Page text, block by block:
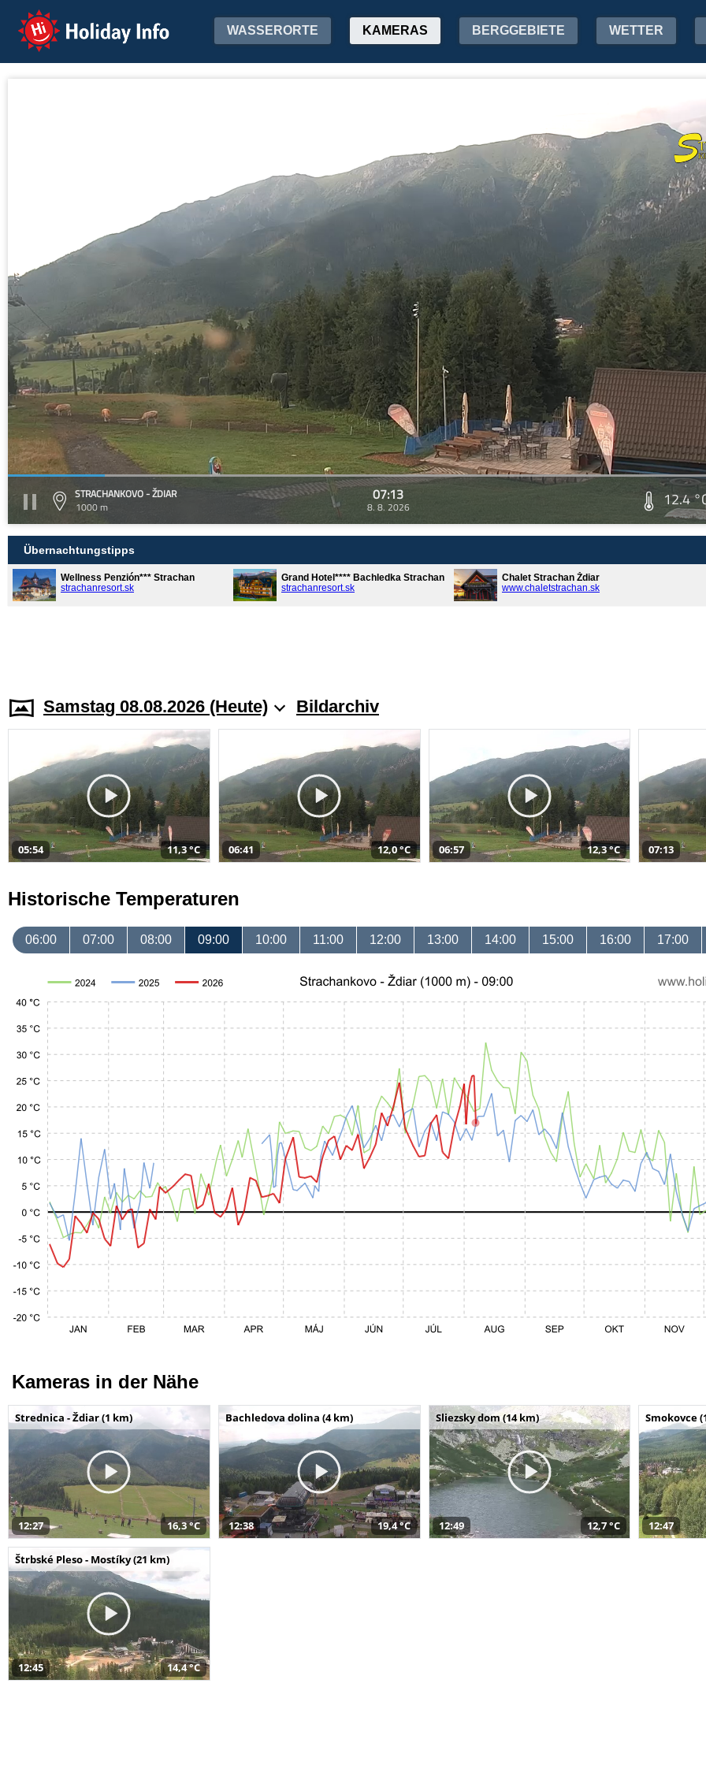
Holiday Info WASSERORTE KAMERAS BERGGEBIETE WETTER
STRACHANKOVO - ŽDIAR
1000 m
07:13
8. 8. 2026 12.4
Übernachtungstipps
Wellness Penzión*** Strachan
strachanresort.sk
Grand Hotel**** Bachledka Strachan
strachanresort.sk
Chalet Strachan Ždiar
www.chaletstrachan.sk
Samstag 08.08.2026 (Heute) Bildarchiv
05:54 11,3 °C 06:41 12,0 °C 06:57 12,3 °C 07:13
Historische Temperaturen
06:00 07:00 08:00 09:00 10:00 11:00 12:00 13:00 14:00 15:00 16:00 17:00
Kameras in der Nähe
Strednica - Ždiar (1 km)
12:27 16,3 °C
Bachledova dolina (4 km)
12:38 19,4 °C
Sliezsky dom (14 km)
12:49 12,7 °C
Smokovce
12:47
Štrbské Pleso - Mostíky (21 km)
12:45 14,4 °C